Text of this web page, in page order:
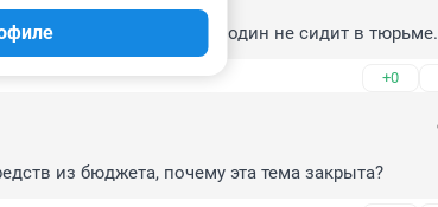
и делиться со всеми ни один не сидит в тюрьме.
+0
из бюджета, почему эта тема закрыта?